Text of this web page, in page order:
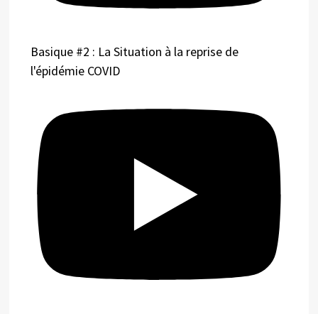
Basique #2 : La Situation à la reprise de
l'épidémie COVID